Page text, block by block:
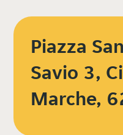
Piazza
Savio 3,
Marche,